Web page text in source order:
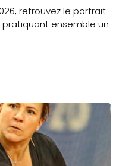
retrouvez le portrait
pratiquant ensemble un